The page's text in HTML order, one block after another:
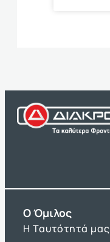
O Όμιλος
Η Ταυτότητά μας